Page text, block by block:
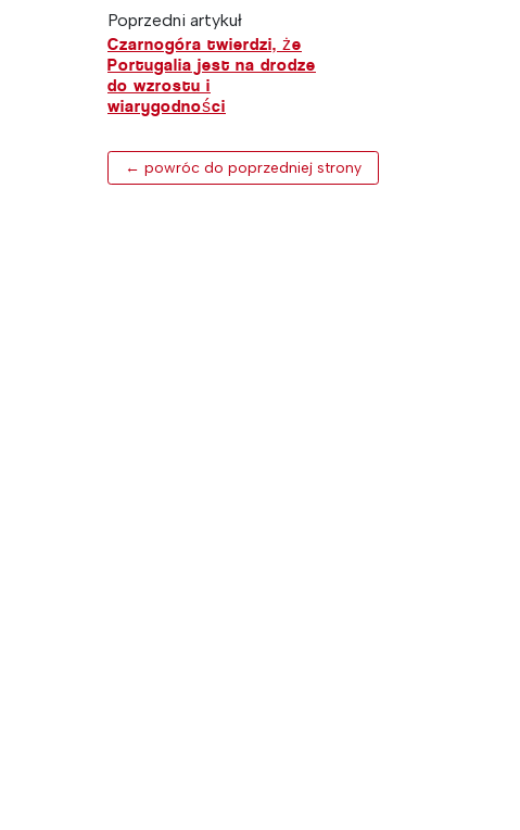
Poprzedni artykuł
Czarnogóra twierdzi, że
Portugalia jest na drodze
do wzrostu i
wiarygodności
← powróc do poprzedniej strony